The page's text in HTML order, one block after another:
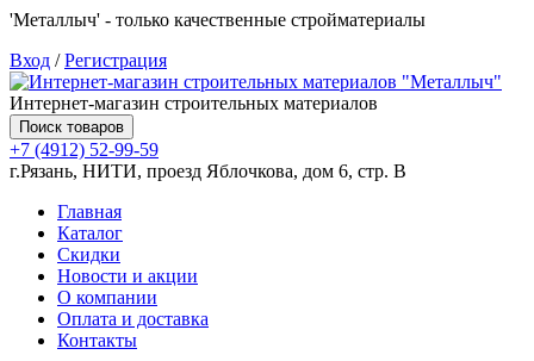
'Металлыч' - только качественные стройматериалы
Вход /Регистрация
Интернет-магазин строительных материалов
Поиск товаров
+7 (4912) 52-99-59
г.Рязань, НИТИ, проезд Яблочкова, дом 6, стр. В
Главная
Каталог
Скидки
Новости и акции
О компании
Оплата и доставка
Контакты